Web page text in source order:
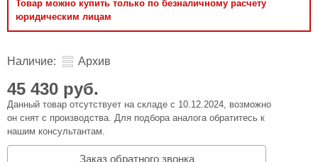
Товар можно купить только по безналичному расчету
юридическим лицам
Наличие: Архив
45 430 руб.
Данный товар отсутствует на складе с 10.12.2024, возможно
он снят с производства. Для подбора аналога обратитесь к
нашим консультантам.
Заказ обратного звонка